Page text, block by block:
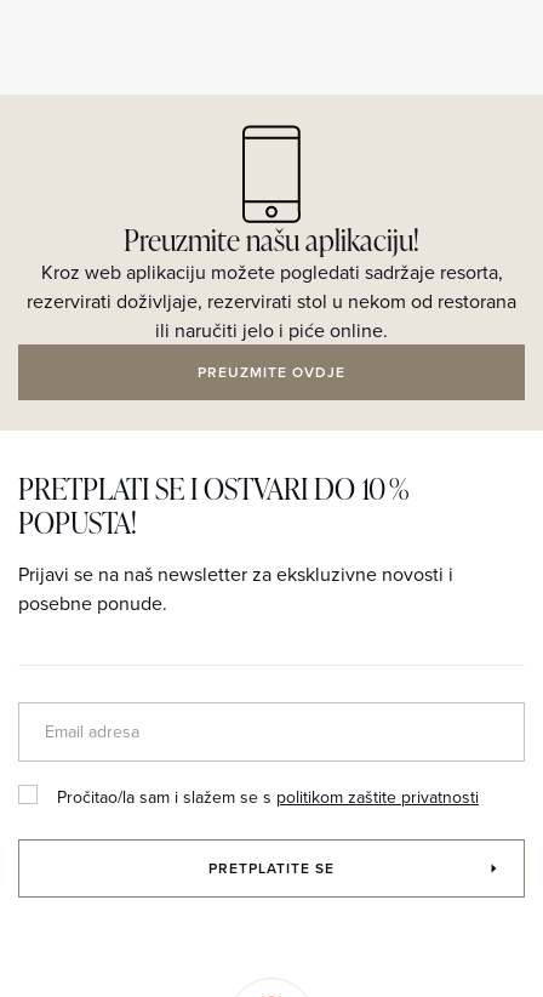
Preuzmite našu aplikaciju!
Kroz web aplikaciju možete pogledati sadržaje resorta,
rezervirati doživljaje, rezervirati stol u nekom od restorana
ili naručiti jelo i piće online.
PREUZMITE OVDJE
PRETPLATI SE I OSTVARI DO 10 %
POPUSTA!
Prijavi se na naš newsletter za ekskluzivne novosti i
posebne ponude.
Pročitao/la sam i slažem se s politikom zaštite privatnosti
PRETPLATITE SE